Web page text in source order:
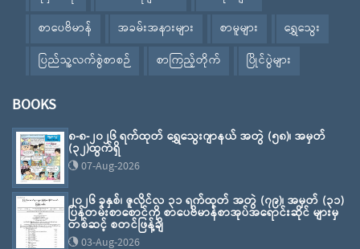
စာပေဗိမာန်
အခမ်းအနားများ စာမူများ
ရွှေသွေး
ပြည်သူ့လက်စွဲစာစဉ်
စာကြည့်တိုက် ပြိုင်ပွဲများ
BOOKS
၈-၈-၂၀၂၆ ရက်ထုတ် ရွှေသွေးဂျာနယ် အတွဲ (၅၈)၊ အမှတ်
(၃၂)ထွက်ရှိ
07-Aug-2026
၂၀၂၆ ခုနှစ်၊ ဇူလိုင်လ ၃၁ ရက်ထုတ် အတွဲ (၇၉)၊ အမှတ် (၃၁)
ပြန်တမ်းစာစောင်ကို စာပေဗိမာန်စာအုပ်အရောင်းဆိုင် များမှ
တစ်ဆင့် စတင်ဖြန့်ချိ
03-Aug-2026